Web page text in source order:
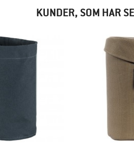
KUNDER, SOM HAR